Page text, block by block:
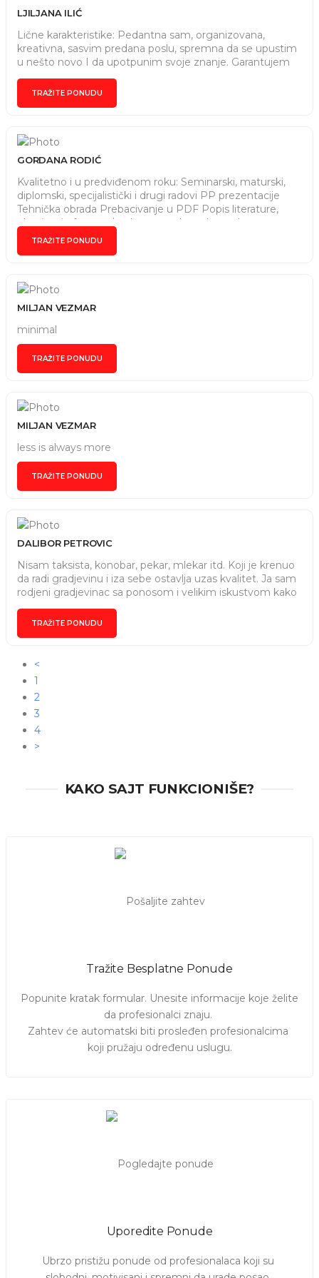
LJILJANA ILIĆ
Lične karakteristike: Pedantna sam, organizovana,
kreativna, sasvim predana poslu, spremna da se upustim
u nešto novo I da upotpunim svoje znanje. Garantujem
Vam da ću zadatak ispuniti u najkraćem mogućem roku i
da ću ga odraditi svim srcem.
TRAŽITE PONUDU
GORDANA RODIĆ
Kvalitetno i u predviđenom roku: Seminarski, maturski,
diplomski, specijalistički i drugi radovi PP prezentacije
Tehnička obrada Prebacivanje u PDF Popis literature,
ubacivanje fusnota/endnota, ... ... I ostalo po dogovoru
Dugogodišnje iskustvo i praktičan rad u MS Office paketu
TRAŽITE PONUDU
MILJAN VEZMAR
minimal
TRAŽITE PONUDU
MILJAN VEZMAR
less is always more
TRAŽITE PONUDU
DALIBOR PETROVIC
Nisam taksista, konobar, pekar, mlekar itd. Koji je krenuo
da radi gradjevinu i iza sebe ostavlja uzas kvalitet. Ja sam
rodjeni gradjevinac sa ponosom i velikim iskustvom kako
br. zadovoljnih klijenata koji su svedoci mog
profesionalizma. Hvala i Bog vam u pomoc. Cika Dacha
TRAŽITE PONUDU
<
1
2
3
4
>
KAKO SAJT FUNKCIONIŠE?
Tražite Besplatne Ponude
Popunite kratak formular. Unesite informacije koje želite
da profesionalci znaju.
Zahtev će automatski biti prosleđen profesionalcima
koji pružaju određenu uslugu.
Uporedite Ponude
Ubrzo pristižu ponude od profesionalaca koji su